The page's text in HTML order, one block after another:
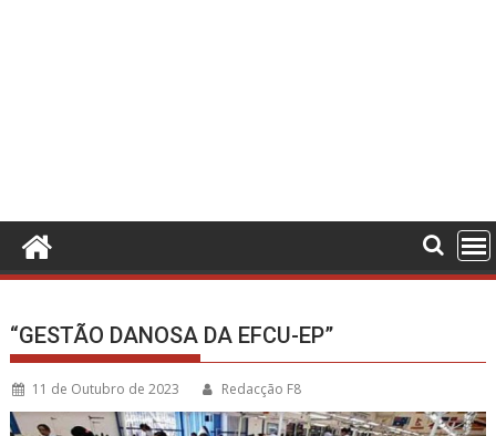
“GESTÃO DANOSA DA EFCU-EP”
11 de Outubro de 2023 Redacção F8